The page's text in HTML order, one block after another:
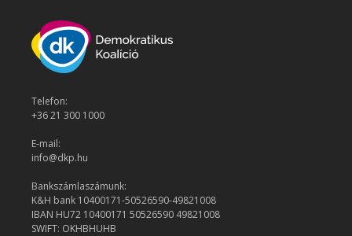
Telefon:
+36 21 300 1000
E-mail:
info@dkp.hu
Bankszámlaszámunk:
K&H bank 10400171-50526590-49821008
IBAN HU72 10400171 50526590 49821008
SWIFT: OKHBHUHB